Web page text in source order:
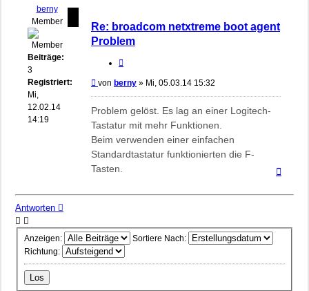
berny
Member
Beiträge:
3
Registriert:
Mi,
12.02.14
14:19
Re: broadcom netxtreme boot agent
Problem
Beitrag
von berny » Mi, 05.03.14 15:32
Problem gelöst. Es lag an einer Logitech-
Tastatur mit mehr Funktionen.
Beim verwenden einer einfachen
Standardtastatur funktionierten die F-
Tasten.
Antworten
Anzeigen:
Sortiere Nach:
Richtung: